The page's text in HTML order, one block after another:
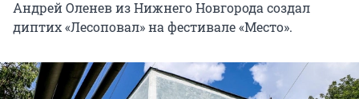
Андрей Оленев из Нижнего Новгорода создал
диптих «Лесоповал» на фестивале «Место».